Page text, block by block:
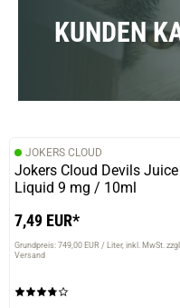
KUNDEN
JOKERS CLOUD
Jokers Cloud Devils Juice
Liquid 9 mg / 10ml
7,49 EUR*
Grundpreis: 749,00 EUR / Liter inkl. MwSt. zzgl.
Versand